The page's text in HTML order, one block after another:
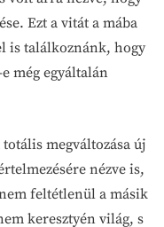
Ezt a vitát a mába
is találkoznánk, hogy
még egyáltalán
megváltozása új
nézve is,
feltétlenül a másik
keresztyén világ, s